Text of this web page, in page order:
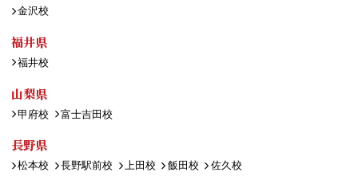
金沢校
福井県
福井校
山梨県
甲府校 富士吉田校
長野県
松本校 長野駅前校 上田校 飯田校 佐久校